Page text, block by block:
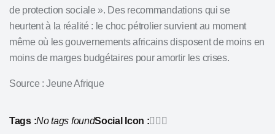
de protection sociale ». Des recommandations qui se
heurtent à la réalité : le choc pétrolier survient au moment
même où les gouvernements africains disposent de moins en
moins de marges budgétairespour amortir les crises.
Source : Jeune Afrique
Tags :No tags foundSocial Icon :